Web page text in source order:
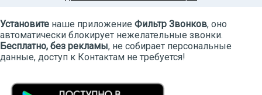
Установите наше приложение Фильтр Звонков, оно
автоматически блокирует нежелательные звонки.
Бесплатно, без рекламы, не собирает персональные
данные, доступ к Контактам не требуется!